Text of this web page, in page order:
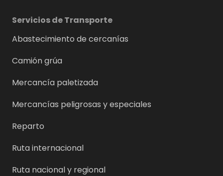
Servicios de Transporte
Abastecimiento de cercanías
Camión grúa
Mercancía paletizada
Mercancías peligrosas y especiales
Reparto
Ruta internacional
Ruta nacional y regional